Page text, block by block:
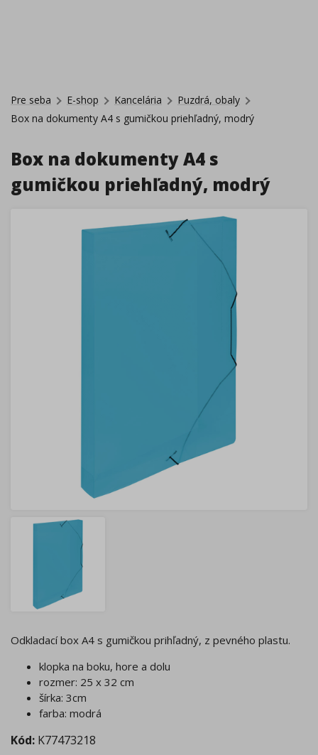
Pre seba E-shop Kancelária
Puzdrá, obaly
Box na dokumenty A4 s gumičkou priehľadný, modrý
Box na dokumenty A4 s
gumičkou priehľadný, modrý
Odkladací box A4 s gumičkou prihľadný, z pevného plastu.
klopka na boku, hore a dolu
rozmer: 25 x 32 cm
šírka: 3cm
farba: modrá
Kód: K77473218